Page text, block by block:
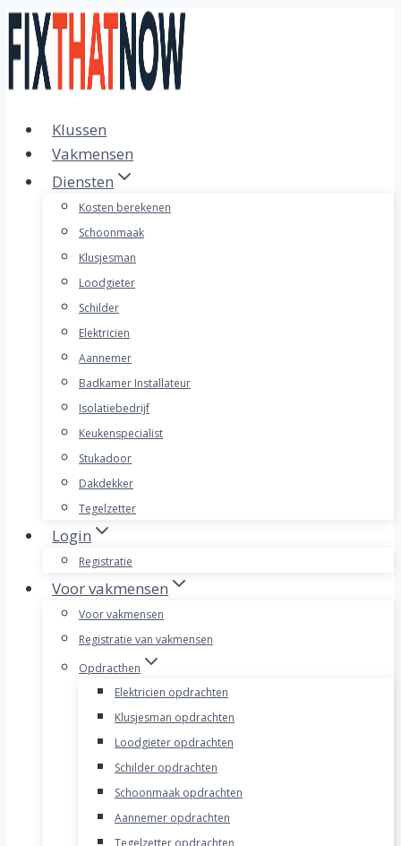
Doorgaan
naar
inhoud
Klussen
Vakmensen
Diensten
Kosten berekenen
Schoonmaak
Klusjesman
Loodgieter
Schilder
Elektricien
Aannemer
Badkamer Installateur
Isolatiebedrijf
Keukenspecialist
Stukadoor
Dakdekker
Tegelzetter
Login
Registratie
Voor vakmensen
Voor vakmensen
Registratie van vakmensen
Opdracthen
Elektricien opdrachten
Klusjesman opdrachten
Loodgieter opdrachten
Schilder opdrachten
Schoonmaak opdrachten
Aannemer opdrachten
Tegelzetter opdrachten